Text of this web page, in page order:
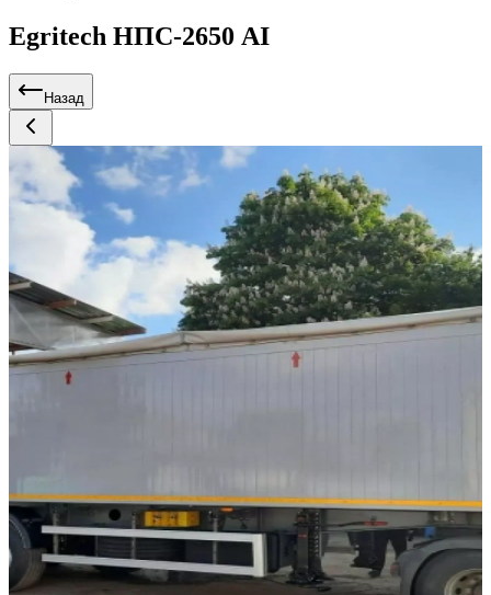
Egritech НПС-2650 АІ
Назад